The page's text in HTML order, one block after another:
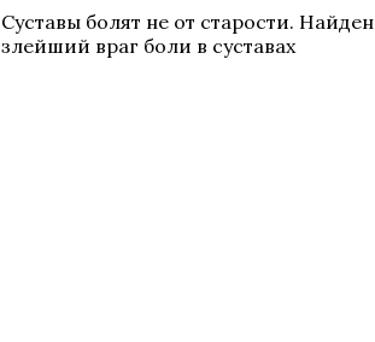
Суставы болят не от старости. Найден
злейший враг боли в суставах